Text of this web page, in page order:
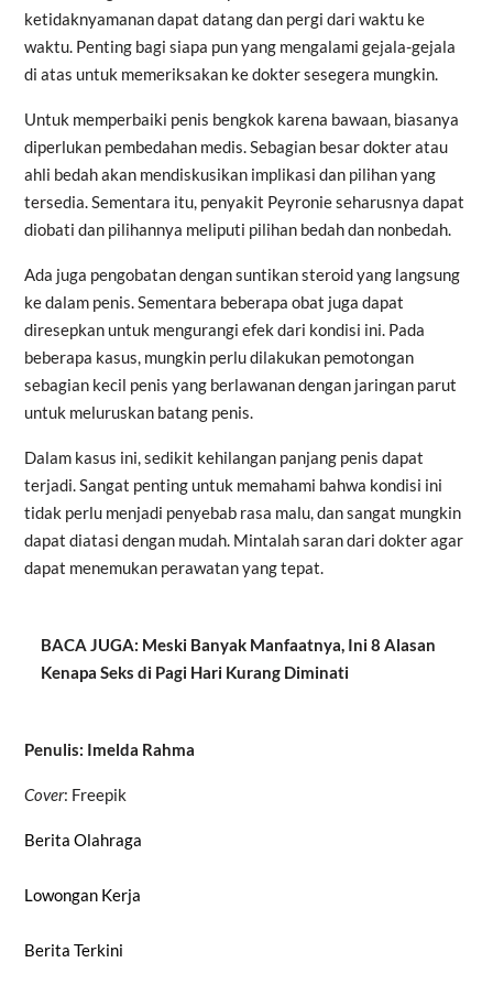
ketidaknyamanan dapat datang dan pergi dari waktu ke
waktu. Penting bagi siapa pun yang mengalami gejala-gejala
di atas untuk memeriksakan ke dokter sesegera mungkin.
Untuk memperbaiki penis bengkok karena bawaan, biasanya
diperlukan pembedahan medis. Sebagian besar dokter atau
ahli bedah akan mendiskusikan implikasi dan pilihan yang
tersedia. Sementara itu, penyakit Peyronie seharusnya dapat
diobati dan pilihannya meliputi pilihan bedah dan nonbedah.
Ada juga pengobatan dengan suntikan steroid yang langsung
ke dalam penis. Sementara beberapa obat juga dapat
diresepkan untuk mengurangi efek dari kondisi ini. Pada
beberapa kasus, mungkin perlu dilakukan pemotongan
sebagian kecil penis yang berlawanan dengan jaringan parut
untuk meluruskan batang penis.
Dalam kasus ini, sedikit kehilangan panjang penis dapat
terjadi. Sangat penting untuk memahami bahwa kondisi ini
tidak perlu menjadi penyebab rasa malu, dan sangat mungkin
dapat diatasi dengan mudah. Mintalah saran dari dokter agar
dapat menemukan perawatan yang tepat.
BACA JUGA: Meski Banyak Manfaatnya, Ini 8 Alasan
Kenapa Seks di Pagi Hari Kurang Diminati
Penulis: Imelda Rahma
Cover: Freepik
Berita Olahraga
Lowongan Kerja
Berita Terkini